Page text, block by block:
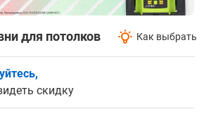
для потолков Как выбрать
скидку